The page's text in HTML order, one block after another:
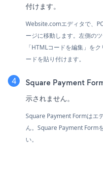
付けます。
Website.comエディタで、
ージに移動します。左側の
「HTMLコードを編集」を
ードを貼り付けます。
Square Payment Form
示されません。
Square Payment Formはエ
ん。Square Payment Form
い。